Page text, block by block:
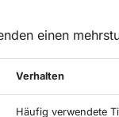
einen
Verhalten
Häufig verwendete